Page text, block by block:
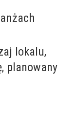
lokalu,
planowany